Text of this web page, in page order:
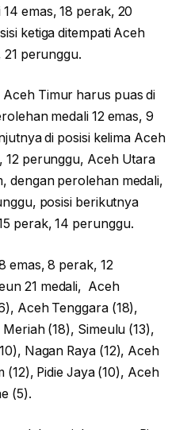
emas, 18 perak, 20
ketiga ditempati Aceh
21 perunggu.
Timur harus puas di
medali 12 emas, 9
di posisi kelima Aceh
12 perunggu, Aceh Utara
dengan perolehan medali,
posisi berikutnya
perak, 14 perunggu.
emas, 8 perak, 12
21 medali, Aceh
Aceh Tenggara (18),
(18), Simeulu (13),
Nagan Raya (12), Aceh
(12), Pidie Jaya (10), Aceh
(5).